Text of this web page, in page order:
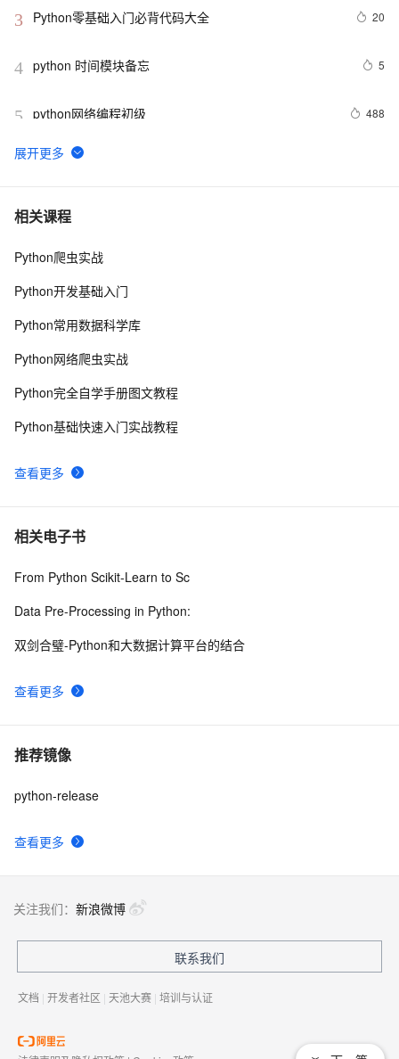
3 Python零基础入门必背代码大全 20
4 python 时间模块备忘 5
5 python网络编程初级 488
6 Python功能强大、灵活可扩展的Statsmodels库
7 python day Twelve
8 python join 和 split的常用使用方法
10python中使用and和or来实现其它语言中的?号表达式
相关课程
查看更多
Python爬虫实战
Python开发基础入门
Python常用数据科学库
Python网络爬虫实战
Python完全自学手册图文教程
Python基础快速入门实战教程
相关电子书
查看更多
From Python Scikit-Learn to Sc
Data Pre-Processing in Python:
双剑合璧-Python和大数据计算平台的结合
推荐镜像
查看更多
python-release
关注我们： 新浪微博
联系我们
文档 | 开发者社区 | 天池大赛 | 培训与认证